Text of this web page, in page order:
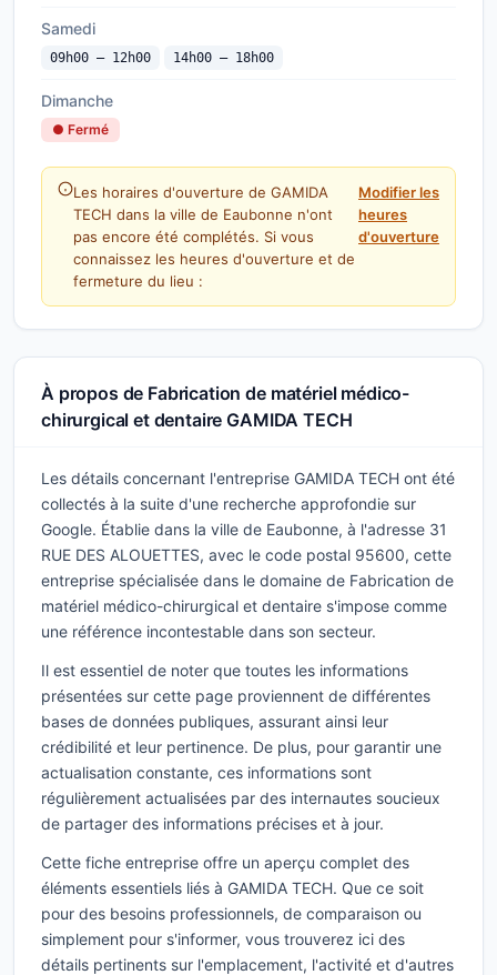
Samedi
09h00 — 12h00 14h00 — 18h00
Dimanche
● Fermé
Les horaires d'ouverture de GAMIDA
TECH dans la ville de Eaubonne n'ont
pas encore été complétés. Si vous
connaissez les heures d'ouverture et de
fermeture du lieu :
Modifier les
heures
d'ouverture
À propos de Fabrication de matériel médico-
chirurgical et dentaire GAMIDA TECH
Les détails concernant l'entreprise GAMIDA TECH ont été
collectés à la suite d'une recherche approfondie sur
Google. Établie dans la ville de Eaubonne, à l'adresse 31
RUE DES ALOUETTES, avec le code postal 95600, cette
entreprise spécialisée dans le domaine de Fabrication de
matériel médico-chirurgical et dentaire s'impose comme
une référence incontestable dans son secteur.
Il est essentiel de noter que toutes les informations
présentées sur cette page proviennent de différentes
bases de données publiques, assurant ainsi leur
crédibilité et leur pertinence. De plus, pour garantir une
actualisation constante, ces informations sont
régulièrement actualisées par des internautes soucieux
de partager des informations précises et à jour.
Cette fiche entreprise offre un aperçu complet des
éléments essentiels liés à GAMIDA TECH. Que ce soit
pour des besoins professionnels, de comparaison ou
simplement pour s'informer, vous trouverez ici des
détails pertinents sur l'emplacement, l'activité et d'autres